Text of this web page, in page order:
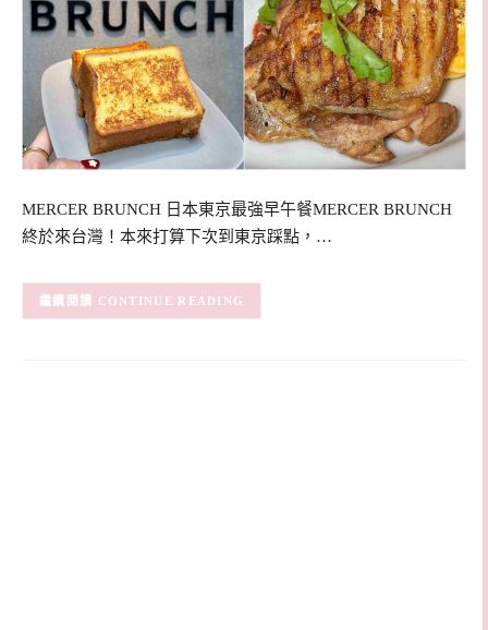
MERCER BRUNCH 日本東京最強早午餐MERCER BRUNCH
終於來台灣！本來打算下次到東京踩點，…
CONTINUE READING